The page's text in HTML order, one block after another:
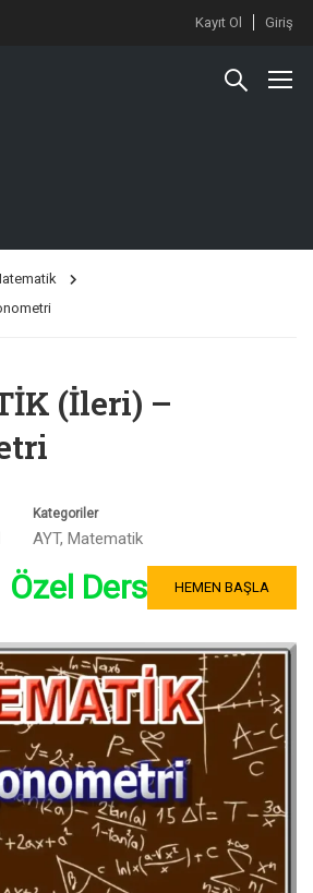
Kayıt Ol Giriş
(İleri) –
Kategoriler
AYT, Matematik
Özel Ders HEMEN BAŞLA